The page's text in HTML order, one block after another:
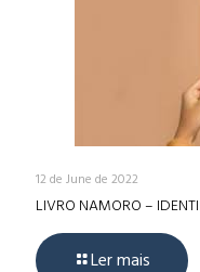
12 de June de 2022
LIVRO NAMORO –
Ler mais